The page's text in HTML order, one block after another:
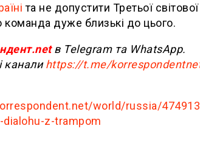
та не допустити Третьої світової
команда дуже близькі до цього.
в Telegram та WhatsApp.
каналиhttps://t.me/
world/russia/
z-trampom